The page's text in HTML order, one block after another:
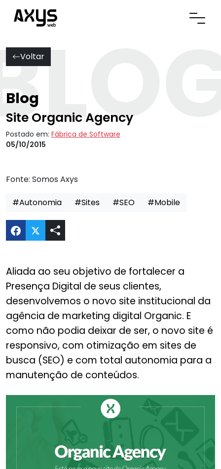
Abrir
Voltar
Blog
Site Organic Agency
Postado em: Fábrica de Software
05/10/2015
Fonte: Somos Axys
#Autonomia #Sites #SEO #Mobile
Compartilhar Site Organic Agency no Twitter
Aliada ao seu objetivo de fortalecer a
Presença Digital de seus clientes,
desenvolvemos o novo site institucional da
agência de marketing digital Organic. E
como não podia deixar de ser, o novo site é
responsivo, com otimização em sites de
busca (SEO) e com total autonomia para a
manutenção de conteúdos.